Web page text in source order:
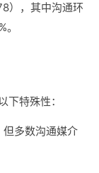
），其中沟通环
特殊性：
但多数沟通媒介